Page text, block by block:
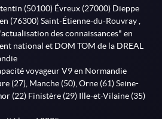
(50100) Évreux (27000) Dieppe
(76300) Saint-Étienne-du-Rouvray ,
des connaissances" en
national et DOM TOM de la DREAL
voyageur V9 en Normandie
(27), Manche (50), Orne (61) Seine-
(22) Finistère (29) Ille-et-Vilaine (35)